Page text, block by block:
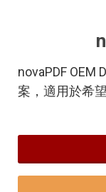
novaPDF OEM
案，適用於希